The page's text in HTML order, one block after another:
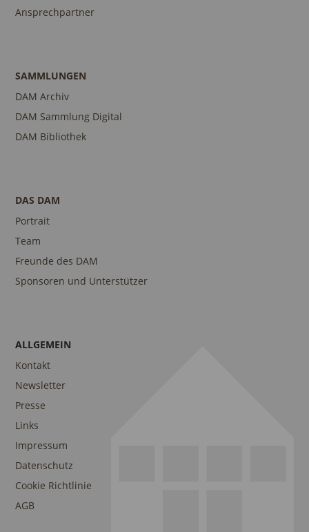
Ansprechpartner
SAMMLUNGEN
DAM Archiv
DAM Sammlung Digital
DAM Bibliothek
DAS DAM
Portrait
Team
Freunde des DAM
Sponsoren und Unterstützer
ALLGEMEIN
Kontakt
Newsletter
Presse
Links
Impressum
Datenschutz
Cookie Richtlinie
AGB